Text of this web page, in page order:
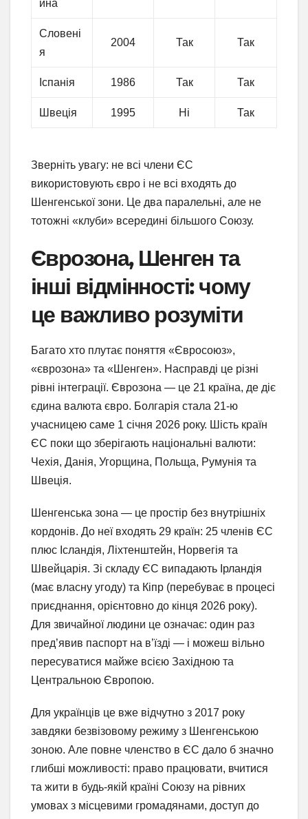
ина
Словені
я
2004 Так Так
Іспанія 1986 Так Так
Швеція 1995 Ні Так
Зверніть увагу: не всі члени ЄС
використовують євро і не всі входять до
Шенгенської зони. Це два паралельні, але не
тотожні «клуби» всередині більшого Союзу.
Єврозона, Шенген та
інші відмінності: чому
це важливо розуміти
Багато хто плутає поняття «Євросоюз»,
«єврозона» та «Шенген». Насправді це різні
рівні інтеграції. Єврозона — це 21 країна, де діє
єдина валюта євро. Болгарія стала 21-ю
учасницею саме 1 січня 2026 року. Шість країн
ЄС поки що зберігають національні валюти:
Чехія, Данія, Угорщина, Польща, Румунія та
Швеція.
Шенгенська зона — це простір без внутрішніх
кордонів. До неї входять 29 країн: 25 членів ЄС
плюс Ісландія, Ліхтенштейн, Норвегія та
Швейцарія. Зі складу ЄС випадають Ірландія
(має власну угоду) та Кіпр (перебуває в процесі
приєднання, орієнтовно до кінця 2026 року).
Для звичайної людини це означає: один раз
пред’явив паспорт на в’їзді — і можеш вільно
пересуватися майже всією Західною та
Центральною Європою.
Для українців це вже відчутно з 2017 року
завдяки безвізовому режиму з Шенгенською
зоною. Але повне членство в ЄС дало б значно
глибші можливості: право працювати, вчитися
та жити в будь-якій країні Союзу на рівних
умовах з місцевими громадянами, доступ до